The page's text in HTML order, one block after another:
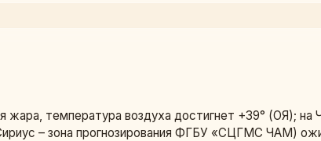
жара, температура воздуха достигнет +39° (ОЯ); на
– зона прогнозирования ФГБУ «СЦГМС ЧАМ)